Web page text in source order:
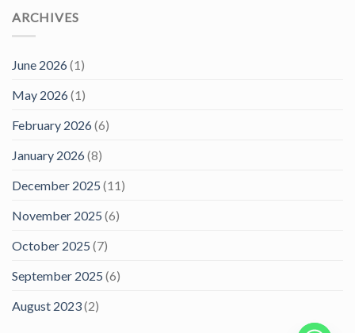
ARCHIVES
June 2026(1)
May 2026(1)
February 2026(6)
January 2026(8)
December 2025 (11)
November 2025 (6)
October 2025 (7)
September 2025 (6)
August 2023(2)